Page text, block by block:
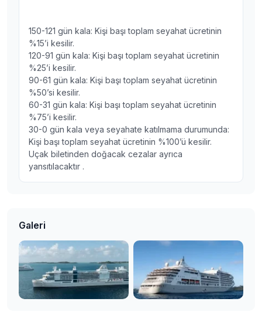
150-121 gün kala: Kişi başı toplam seyahat ücretinin
%15’i kesilir.
120-91 gün kala: Kişi başı toplam seyahat ücretinin
%25’i kesilir.
90-61 gün kala: Kişi başı toplam seyahat ücretinin
%50’si kesilir.
60-31 gün kala: Kişi başı toplam seyahat ücretinin
%75’i kesilir.
30-0 gün kala veya seyahate katılmama durumunda:
Kişi başı toplam seyahat ücretinin %100’ü kesilir.
Uçak biletinden doğacak cezalar ayrıca
yansıtılacaktır .
Galeri